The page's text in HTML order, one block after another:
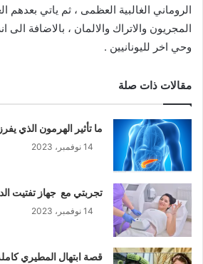
الروماني الغالبية العظمى ، ثم ياتي بعدهم
المجريون والاتراك والالمان ، بالاضافة الى
وحي اخر لليونانيين .
مقالات ذات صلة
ما تأثير الهرمون الذي
14 نوفمبر، 2023
تجربتي مع جهاز تفتيت
14 نوفمبر، 2023
قصة ابتهال المطيري